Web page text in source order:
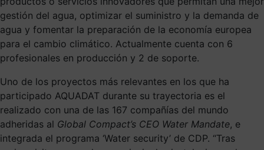
gestión del agua, optimizar el suministro y la demanda de
agua y fomentar la preparación de la economía europea
para el cambio climático. Actualmente cuenta con 6
profesionales en producción y 2 de soporte.
Uno de los proyectos más relevantes en los que ha
participado AQUADAT durante su trayectoria es el
realizado con una de las 167 compañías del mundo
adheridas al Global Compact’s CEO Water Mandate, e
integrada el programa ‘Water security’ de CDP. “Tras